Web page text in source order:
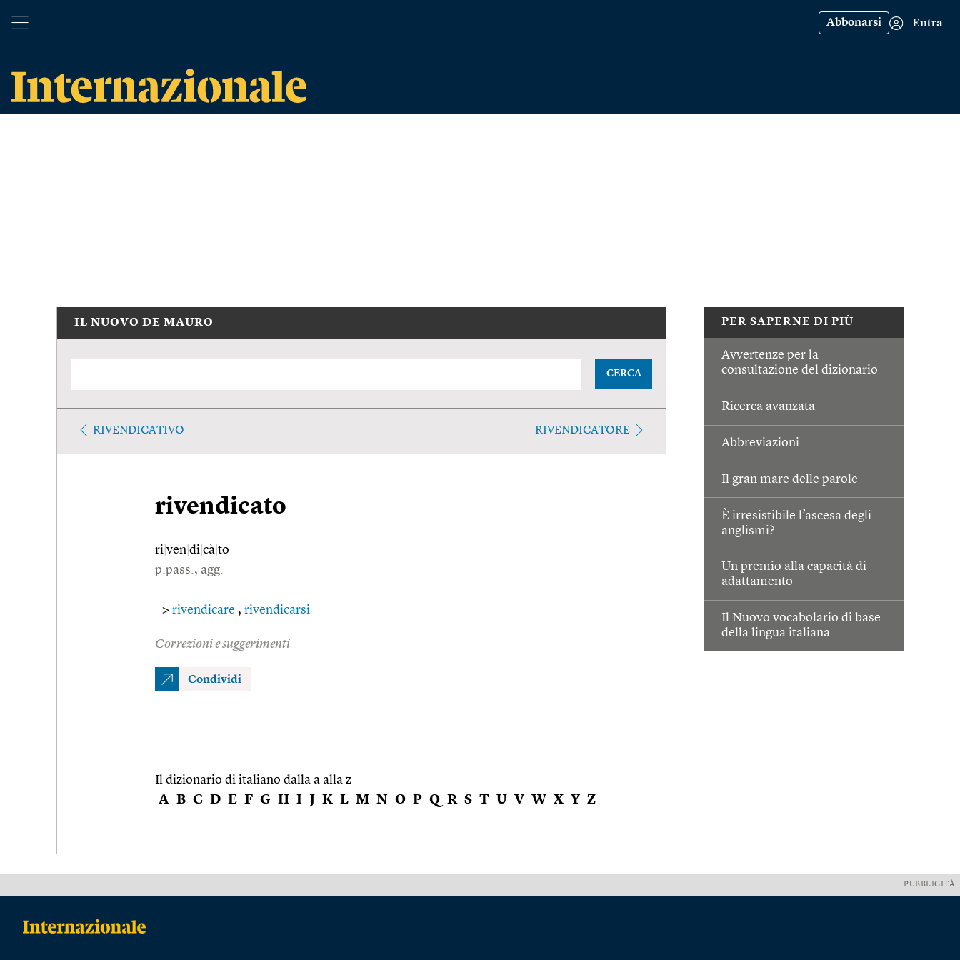
Abbonarsi Entra
PER SAPERNE DI PIÙ
Avvertenze per la
consultazione del dizionario
Ricerca avanzata
Abbreviazioni
Il gran mare delle parole
È irresistibile l’ascesa degli
anglismi?
Un premio alla capacità di
adattamento
Il Nuovo vocabolario di base
della lingua italiana
IL NUOVO DE MAURO
CERCA
RIVENDICATIVO RIVENDICATORE
rivendicato
ri ven di cà to
p.pass., agg.
=> rivendicare , rivendicarsi
Correzioni e suggerimenti
Condividi
Il dizionario di italiano dalla a alla z
A B C D E F G H I J K L M N O P Q R S T U V W X Y Z
PUBBLICITÀ